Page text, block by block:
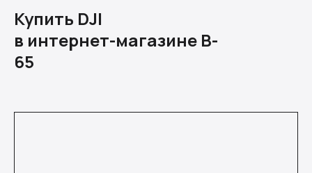
Купить DJI
в интернет-магазине B-
65